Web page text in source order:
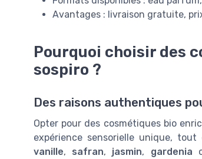
Avantages : livraison gratuite,
Pourquoi choisir des
sospiro ?
Des raisons authentiques
Opter pour des cosmétiques bio
expérience sensorielle unique,
vanille, safran, jasmin, gardenia